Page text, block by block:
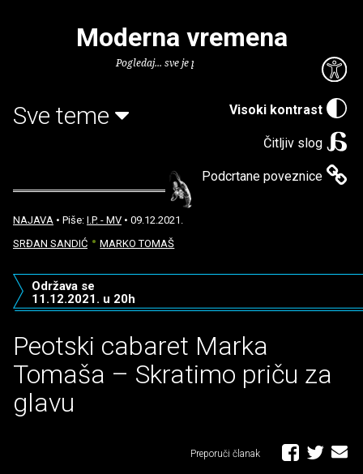
Visoki kontrast
Čitljiv slog
Podcrtane poveznice
Moderna vremena
Pogledaj... sve je puno knjiga.
Sve teme
NAJAVA • Piše: I.P. - MV • 09.12.2021.
SRĐAN SANDIĆ
MARKO TOMAŠ
Peotski cabaret Marka
Tomaša – Skratimo priču za
glavu
Održava se
11.12.2021. u 20h
Preporuči članak